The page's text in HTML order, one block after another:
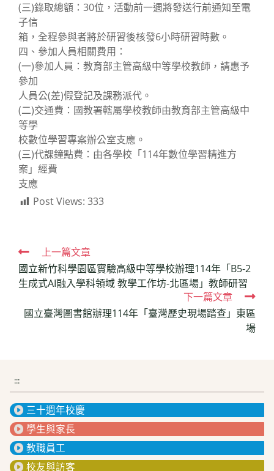
(三)錄取總額：30位，活動前一週將發送行前通知至電
子信
箱，全程參與者將於研習後核發6小時研習時數。
四、參加人員相關費用：
(一)參加人員：教育部主管高級中等學校教師，請惠予
參加
人員公(差)假登記及課務派代。
(二)交通費：國教署轄屬學校教師由教育部主管高級中
等學
校數位學習專案辦公室支應。
(三)代課鐘點費：由各學校「114年數位學習精進方
案」經費
支應
Post Views: 333
Read
more
articles
上一篇文章
國立新竹科學園區實驗高級中等學校辦理114年「B5-2
生成式AI融入學科領域 教學工作坊-北區場」教師研習
下一篇文章
國立臺灣圖書館辦理114年「臺灣歷史現場踏查」東區
場
:::
三十週年校慶
學生與家長
教職員工
校友與訪客